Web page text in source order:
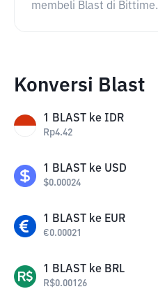
membeli Blast di Bittime.
Konversi Blast
1 BLAST ke IDR
Rp4.42
1 BLAST ke USD
$0.00024
1 BLAST ke EUR
€0.00021
1 BLAST ke BRL
R$0.00126